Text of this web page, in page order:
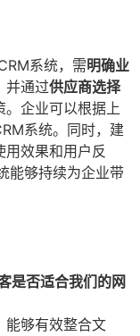
系统，需明确业
并通过供应商选择
。企业可以根据上
系统。同时，建
效果和用户反
能够持续为企业带
是否适合我们的网
能够有效整合文